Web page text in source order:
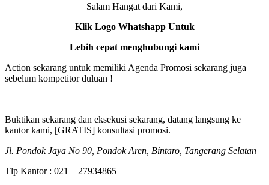
Salam Hangat dari Kami,
Klik Logo Whatshapp Untuk
Lebih cepat menghubungi kami
Action sekarang untuk memiliki Agenda Promosi sekarang juga
sebelum kompetitor duluan !
Buktikan sekarang dan eksekusi sekarang, datang langsung ke
kantor kami, [GRATIS] konsultasi promosi.
Jl. Pondok Jaya No 90, Pondok Aren, Bintaro, Tangerang Selatan
Tlp Kantor : 021 – 27934865